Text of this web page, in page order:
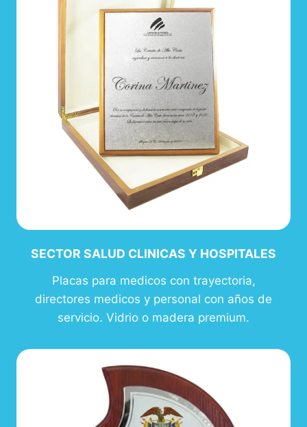
SECTOR SALUD CLINICAS Y HOSPITALES
Placas para medicos con trayectoria,
directores medicos y personal con años de
servicio. Vidrio o madera premium.